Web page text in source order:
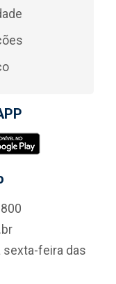
sexta-feira das